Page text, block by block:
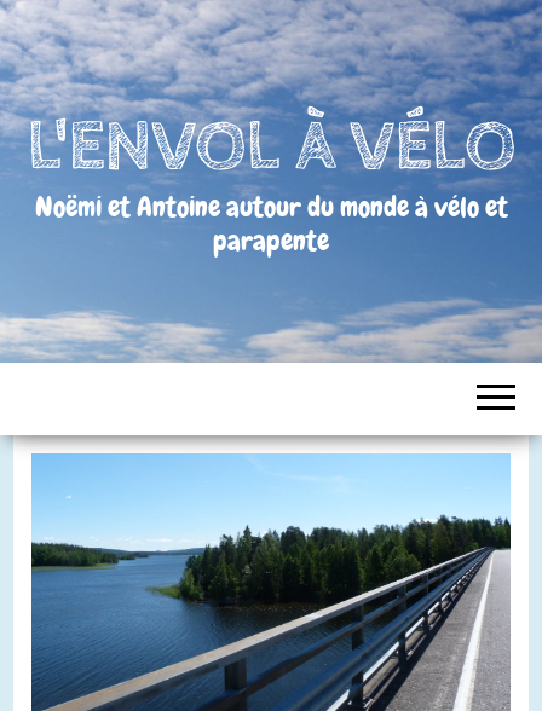
L'ENVOL À VÉLO
Noëmi et Antoine autour du monde à vélo et
parapente